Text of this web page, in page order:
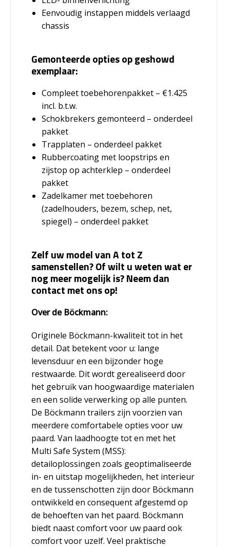
Eenvoudig instappen middels verlaagd
chassis
Gemonteerde opties op geshowd
exemplaar:
Compleet toebehorenpakket – €1.425
incl. b.t.w.
Schokbrekers gemonteerd – onderdeel
pakket
Trapplaten – onderdeel pakket
Rubbercoating met loopstrips en
zijstop op achterklep – onderdeel
pakket
Zadelkamer met toebehoren
(zadelhouders, bezem, schep, net,
spiegel) – onderdeel pakket
Zelf uw model van A tot Z
samenstellen? Of wilt u weten wat er
nog meer mogelijk is? Neem dan
contact met ons op!
Over de Böckmann:
Originele Böckmann-kwaliteit tot in het
detail. Dat betekent voor u: lange
levensduur en een bijzonder hoge
restwaarde. Dit wordt gerealiseerd door
het gebruik van hoogwaardige materialen
en een solide verwerking op alle punten.
De Böckmann trailers zijn voorzien van
meerdere comfortabele opties voor uw
paard. Van laadhoogte tot en met het
Multi Safe System (MSS):
detailoplossingen zoals geoptimaliseerde
in- en uitstap mogelijkheden, het interieur
en de tussenschotten zijn door Böckmann
ontwikkeld en consequent afgestemd op
de behoeften van het paard. Böckmann
biedt naast comfort voor uw paard ook
comfort voor uzelf. Veel praktische